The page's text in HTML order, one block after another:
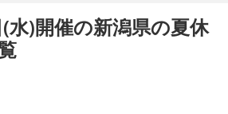
水)開催の新潟県の夏休